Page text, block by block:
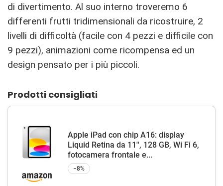
di divertimento. Al suo interno troveremo 6
differenti frutti tridimensionali da ricostruire, 2
livelli di difficoltà (facile con 4 pezzi e difficile con
9 pezzi), animazioni come ricompensa ed un
design pensato per i più piccoli.
Prodotti consigliati
Apple iPad con chip A16: display
Liquid Retina da 11'', 128 GB, Wi Fi 6,
fotocamera frontale e...
−8%